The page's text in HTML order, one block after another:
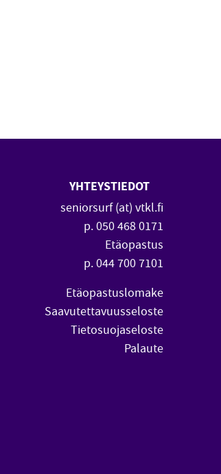
YHTEYSTIEDOT
seniorsurf (at) vtkl.fi
p. 050 468 0171
Etäopastus
p. 044 700 7101
Etäopastuslomake
Saavutettavuusseloste
Tietosuojaseloste
Palaute